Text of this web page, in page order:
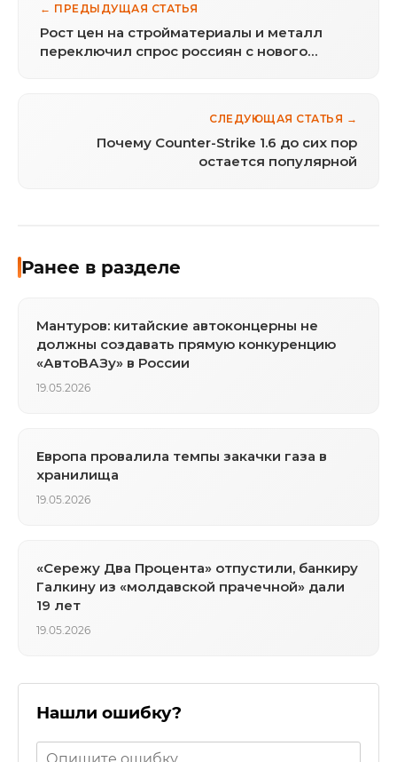
← ПРЕДЫДУЩАЯ СТАТЬЯ
Рост цен на стройматериалы и металл
переключил спрос россиян с нового
СЛЕДУЮЩАЯ СТАТЬЯ →
Почему Counter-Strike 1.6 до сих пор
остается популярной
Ранее в разделе
Мантуров: китайские автоконцерны не
должны создавать прямую конкуренцию
«АвтоВАЗу» в России
19.05.2026
Европа провалила темпы закачки газа в
хранилища
19.05.2026
«Сережу Два Процента» отпустили, банкиру
Галкину из «молдавской прачечной» дали
19 лет
19.05.2026
Нашли ошибку?